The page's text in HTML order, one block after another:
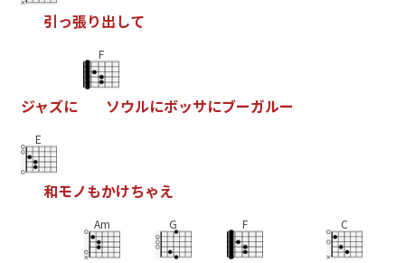
引っ張り出して
ジャズに
F
ソウルにボッサにブーガルー
E
和モノもかけちゃえ
Am G F C